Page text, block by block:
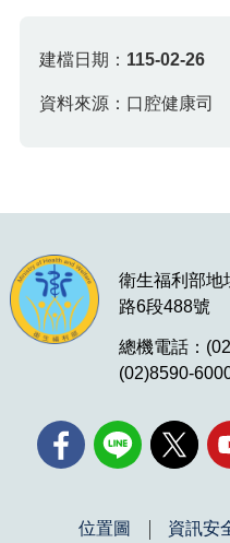
建檔日期： 115-02-26
資料來源：口腔健康司
衛生福利部地
路6段488號
總機電話：
(02)8590-
位置圖 資訊安